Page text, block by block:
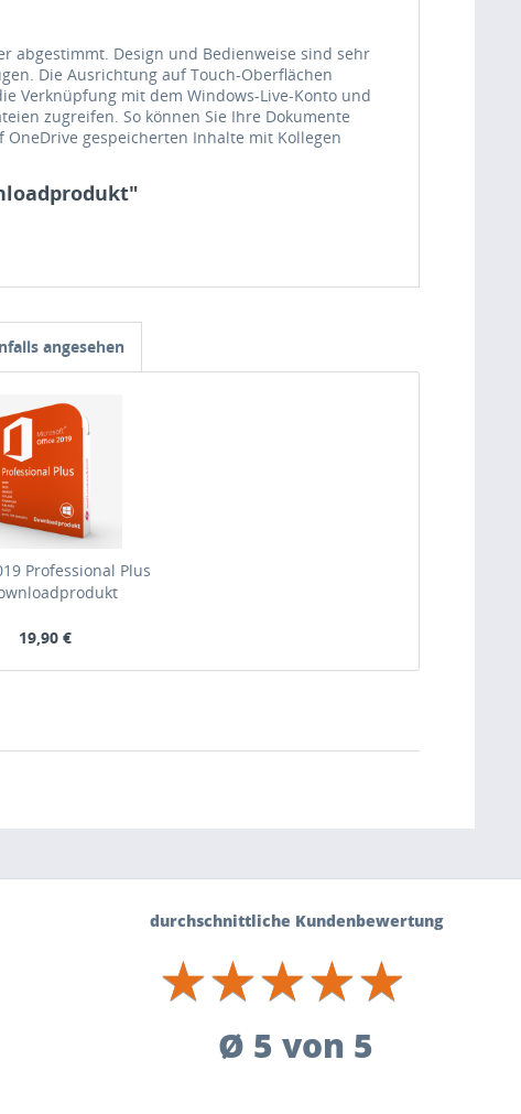
abgestimmt. Design und Bedienweise sind sehr
Die Ausrichtung auf Touch-Oberflächen
Verknüpfung mit dem Windows-Live-Konto und
zugreifen. So können Sie Ihre Dokumente
gespeicherten Inhalte mit Kollegen
angesehen
Professional Plus
19,90 €
durchschnittliche Kundenbewertung
★★★★★
★★★★★
Ø 5 von 5